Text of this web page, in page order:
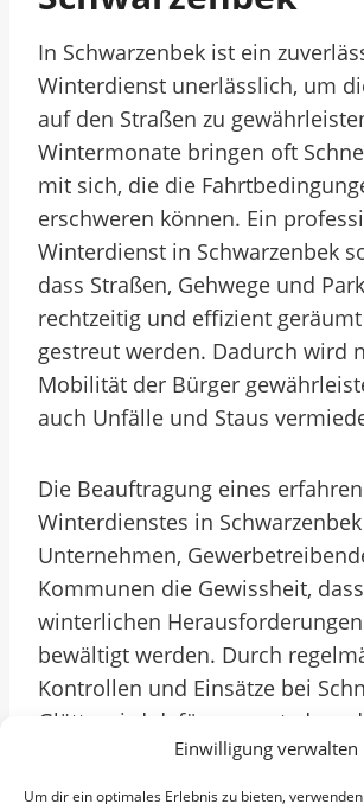
Einwilligung verwalten
Um dir ein optimales Erlebnis zu bieten,
In Schwarzenbek ist ein
Winterdienst unerlässlich, um
auf den Straßen zu
Wintermonate bringen oft
mit sich, die die
erschweren können. Ein
Winterdienst in Schwarzenbek
dass Straßen, Gehwege und
rechtzeitig und effizient
gestreut werden. Dadurch wird
Mobilität der Bürger
auch Unfälle und Staus
Die Beauftragung eines
Winterdienstes in
Unternehmen,
Kommunen die Gewissheit,
winterlichen
bewältigt werden. Durch
Kontrollen und Einsätze bei
Glätte wird dafür gesorgt, dass
reibungslos fließen kann. Ein
Winterdienst trägt somit